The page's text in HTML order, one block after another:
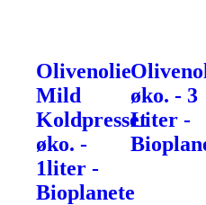
Olivenolie
Mild
Koldpresset
øko. -
1liter -
Bioplanete
øko. - 3
Liter -